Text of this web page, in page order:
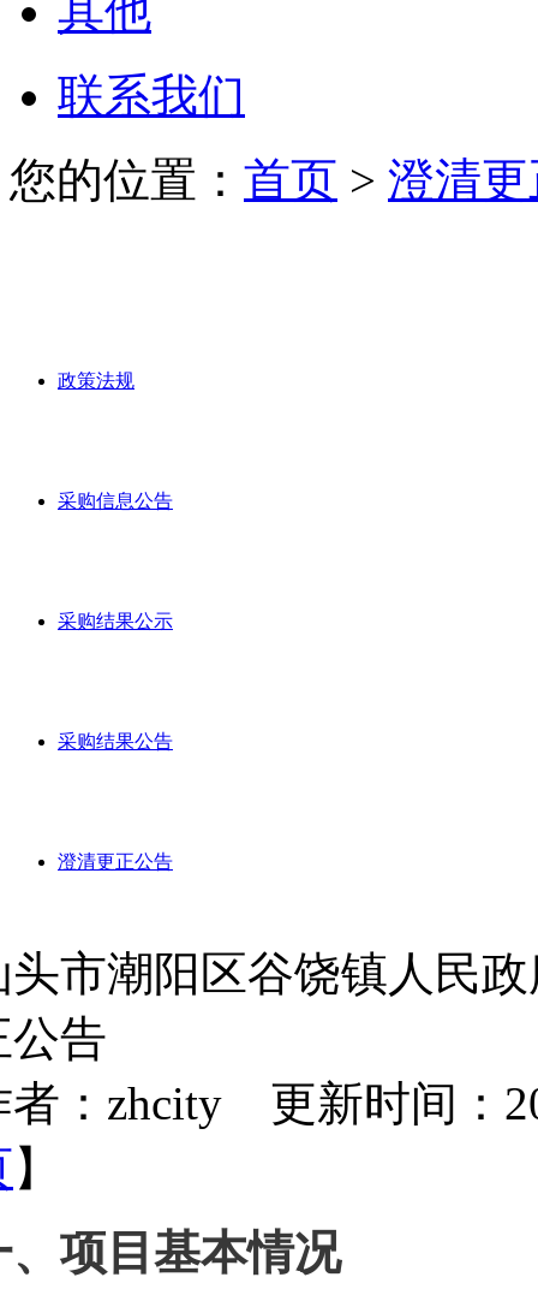
其他
联系我们
您的位置： 首页 > 澄清
政策法规
采购信息公告
采购结果公示
采购结果公告
澄清更正公告
头市潮阳区谷饶镇人民
公告
者：zhcity 更新时间：
】
、项目基本情况